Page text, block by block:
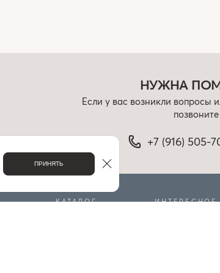
НУЖНА
Если у вас возникли вопросы
+7 (916) 505-
КАТАЛОГ ИНТЕРЕСНОЕ
ПРИНЯТЬ